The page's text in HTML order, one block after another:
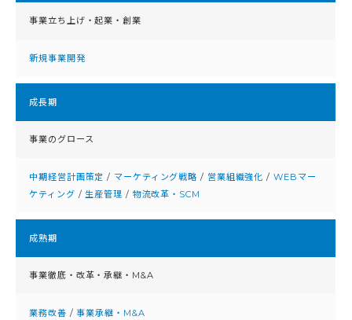
事業立ち上げ・起業・創業
新規事業開発
成⻑期
事業のグロース
中期経営計画策定 / マーケティング戦略 / 営業組織強化 / WEBマー
ケティング /生産管理 / 物流改革・SCM
成熟期
事業徹底・改⾰・承継・M&A
業務改善 /事業承継・M&A